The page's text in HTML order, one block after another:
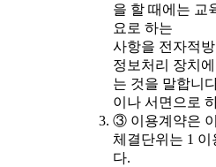
을 할 때에는 교
요로 하는
사항을 전자적
정보처리 장치
는 것을 말합니
이나 서면으로
③ 이용계약은
체결단위는 1 이
다.